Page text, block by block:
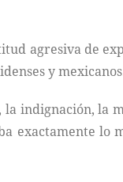
agresiva de
y
indignación, la
exactamente lo